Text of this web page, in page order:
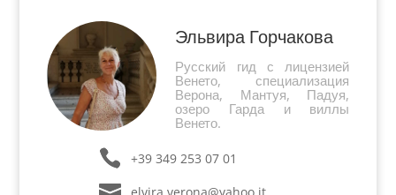
Эльвира Горчакова
Русский гид с лицензией
Венето, специализация
Верона, Мантуя, Падуя,
озеро Гарда и виллы
Венето.
+39 349 253 07 01